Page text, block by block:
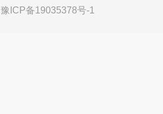
豫ICP备19035378号-1